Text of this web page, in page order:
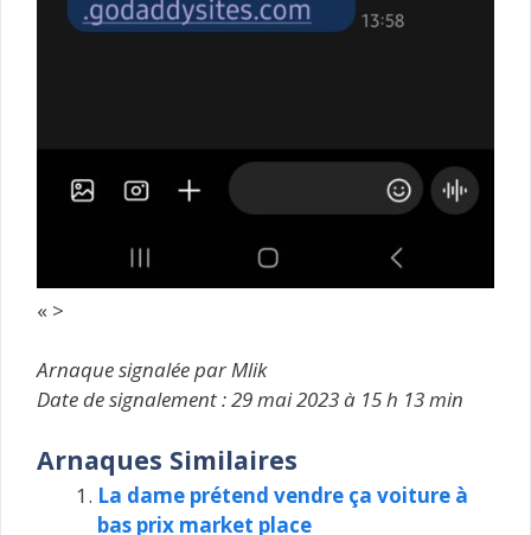
« >
Arnaque signalée par Mlik
Date de signalement : 29 mai 2023 à 15 h 13 min
Arnaques Similaires
La dame prétend vendre ça voiture à
bas prix market place